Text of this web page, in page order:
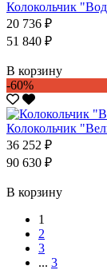
Колокольчик
20 736 ₽
51 840 ₽
В корзину
-60%
Колокольчик
36 252 ₽
90 630 ₽
В корзину
1
2
3
... 3